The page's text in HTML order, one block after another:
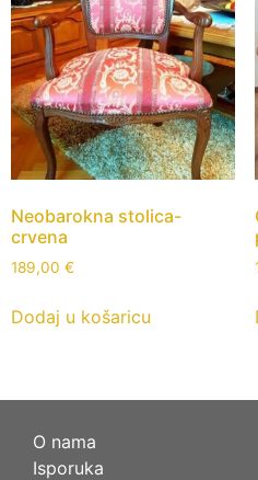
Neobarokna stolica-
crvena
189,00 €
Dodaj u košaricu
O nama
Isporuka